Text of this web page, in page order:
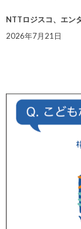
NTTロジスコ、エン
2026年7月21日